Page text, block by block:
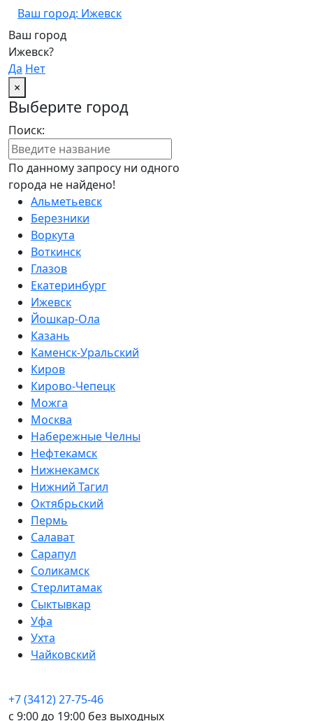
Ваш город: Ижевск
Ваш город
Ижевск?
Да Нет
×
Выберите город
Поиск:
По данному запросу ни одного
города не найдено!
Альметьевск
Березники
Воркута
Воткинск
Глазов
Екатеринбург
Ижевск
Йошкар-Ола
Казань
Каменск-Уральский
Киров
Кирово-Чепецк
Можга
Москва
Набережные Челны
Нефтекамск
Нижнекамск
Нижний Тагил
Октябрьский
Пермь
Салават
Сарапул
Соликамск
Стерлитамак
Сыктывкар
Уфа
Ухта
Чайковский
+7 (3412) 27-75-46
c 9:00 до 19:00 без выходных